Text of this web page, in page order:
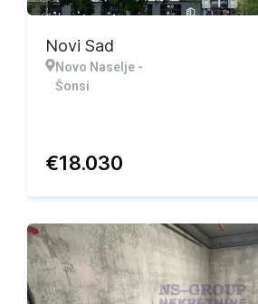
Novi Sad
Novo Naselje -
Šonsi
€18.030